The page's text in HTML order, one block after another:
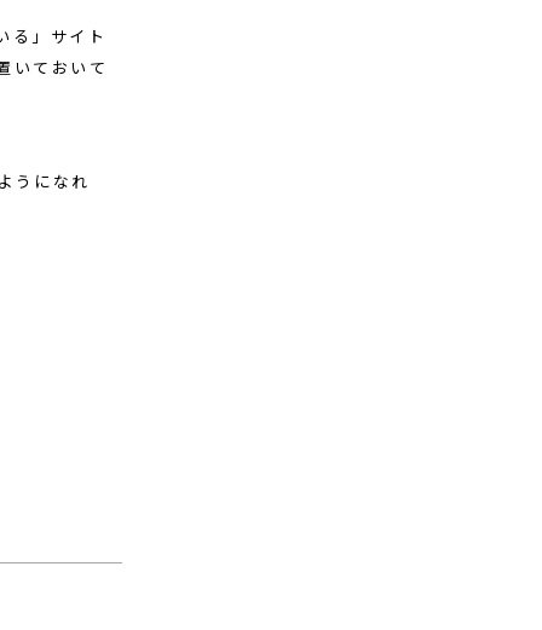
る」サイト
いておいて
うになれ